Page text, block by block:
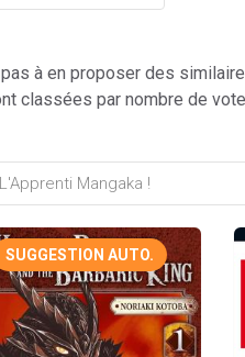
à en proposer des
classées par nombre de
SUGGESTION AUTO.